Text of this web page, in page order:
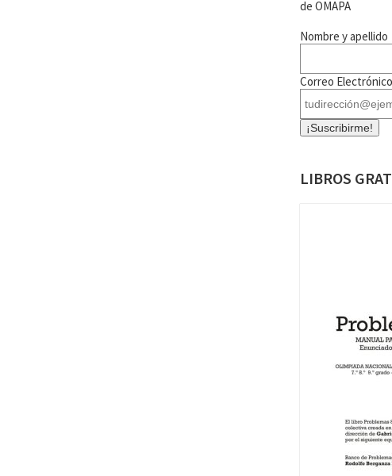
de OMAPA
Nombre y apellido
Correo
LIBROS